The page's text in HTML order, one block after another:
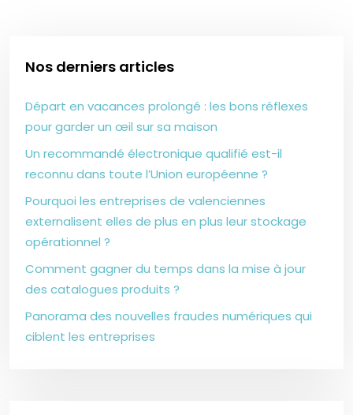
Nos derniers articles
Départ en vacances prolongé : les bons réflexes
pour garder un œil sur sa maison
Un recommandé électronique qualifié est-il
reconnu dans toute l’Union européenne ?
Pourquoi les entreprises de valenciennes
externalisent elles de plus en plus leur stockage
opérationnel ?
Comment gagner du temps dans la mise à jour
des catalogues produits ?
Panorama des nouvelles fraudes numériques qui
ciblent les entreprises